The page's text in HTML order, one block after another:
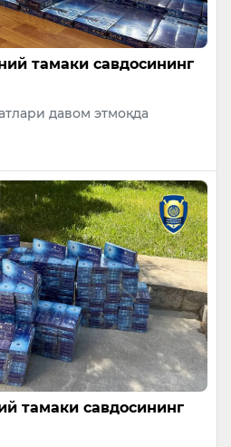
тамаки савдосининг
давом этмоқда
тамаки савдосининг